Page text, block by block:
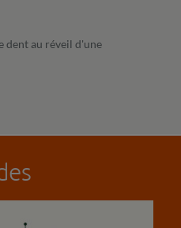
dent au réveil d'une